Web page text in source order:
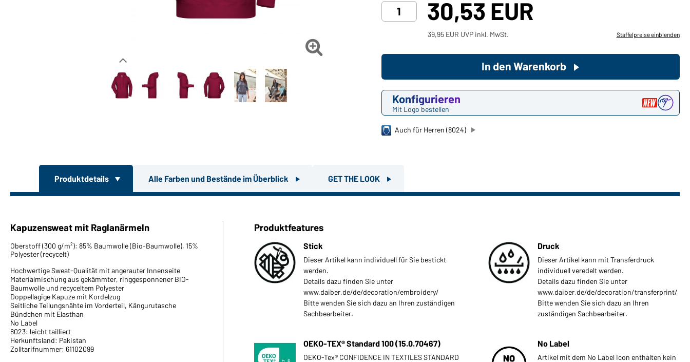
privaten Bedarf einkaufen?
Hier geht's zu unserem
Endkundenshop

30,53 EUR
39,95 EUR UVP inkl. MwSt. Staffelpreise einblenden
Konfigurieren
Mit Logo bestellen
In den Warenkorb
Auch für Herren (8024)
Produktdetails Alle Farben und Bestände im Überblick GET THE LOOK
Kapuzensweat mit Raglanärmeln
Oberstoff (300 g/m²): 85% Baumwolle (Bio-Baumwolle), 15%
Polyester (recycelt)
Hochwertige Sweat-Qualität mit angerauter Innenseite
Materialmischung aus gekämmter, ringgesponnener BIO-
Baumwolle und recyceltem Polyester
Doppellagige Kapuze mit Kordelzug
Seitliche Teilungsnähte im Vorderteil, Kängurutasche
Bündchen mit Elasthan
No Label
8023: leicht tailliert
Herkunftsland: Pakistan
Zolltarifnummer: 61102099
Produktfeatures
Stick
Dieser Artikel kann individuell für Sie bestickt
werden.
Details dazu finden Sie unter
www.daiber.de/de/decoration/embroidery/
Bitte wenden Sie sich dazu an Ihren zuständigen
Sachbearbeiter.
Druck
Dieser Artikel kann mit Transferdruck
individuell veredelt werden.
Details dazu finden Sie unter
www.daiber.de/de/decoration/transferprint/
Bitte wenden Sie sich dazu an Ihren
zuständigen Sachbearbeiter.
OEKO-TEX® Standard 100 (15.0.70467)
OEKO-Tex® CONFIDENCE IN TEXTILES STANDARD
No Label
Artikel mit dem No Label Icon enthalten kein